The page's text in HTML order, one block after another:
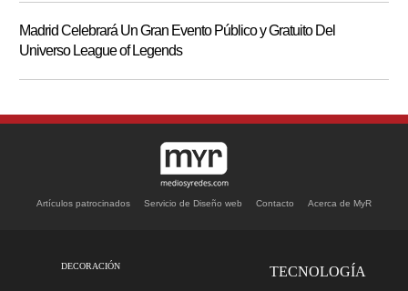
Madrid Celebrará Un Gran Evento Público y Gratuito Del
Universo League of Legends
Artículos patrocinados Servicio de Diseño web Contacto Acerca de MyR
DECORACIÓN TECNOLOGÍA